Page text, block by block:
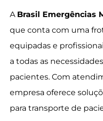
A Brasil Emergências
que conta com uma
equipadas e
a todas as
pacientes. Com
empresa oferece
para transporte de